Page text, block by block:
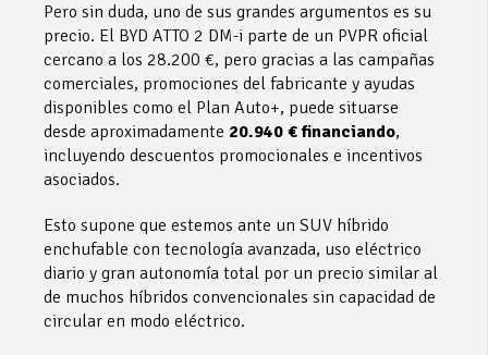
Pero sin duda, uno de sus grandes argumentos es su
precio. El BYD ATTO 2 DM-i parte de un PVPR oficial
cercano a los 28.200 €, pero gracias a las campañas
comerciales, promociones del fabricante y ayudas
disponibles como el Plan Auto+, puede situarse
desde aproximadamente 20.940 € financiando,
incluyendo descuentos promocionales e incentivos
asociados.
Esto supone que estemos ante un SUV híbrido
enchufable con tecnología avanzada, uso eléctrico
diario y gran autonomía total por un precio similar al
de muchos híbridos convencionales sin capacidad de
circular en modo eléctrico.